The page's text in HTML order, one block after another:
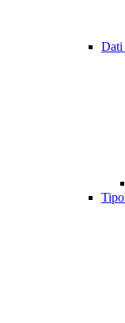
Dati